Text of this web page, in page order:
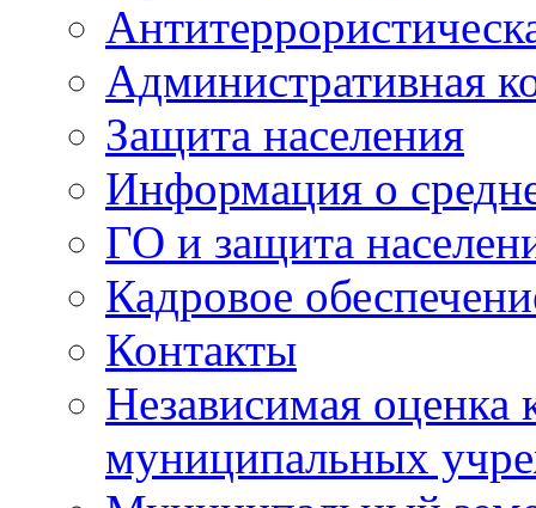
Административная
Защита населения
Информация о
ГО и защита
Кадровое
Контакты
Независимая оценка
муниципальных